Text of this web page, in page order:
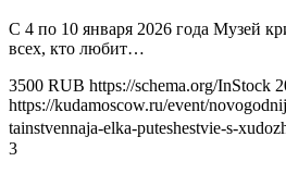
С 4 по 10 января 2026 года Музей
всех, кто любит…
3500 RUB https://schema.org/InStock
https://kudamoscow.ru/event/
tainstvennaja-elka-puteshestvie-s-
3